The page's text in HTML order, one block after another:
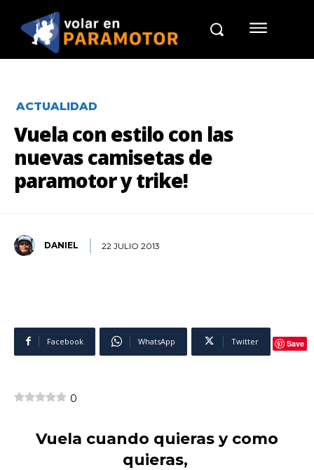
ACTUALIDAD
Vuela con estilo con las
nuevas camisetas de
paramotor y trike!
DANIEL 22 JULIO 2013
Facebook WhatsApp Twitter Save
0
Vuela cuando quieras y como
quieras,